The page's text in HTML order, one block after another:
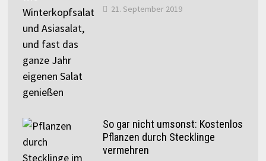
21. September 2019
So gar nicht umsonst: Kostenlos
Pflanzen durch Stecklinge
vermehren